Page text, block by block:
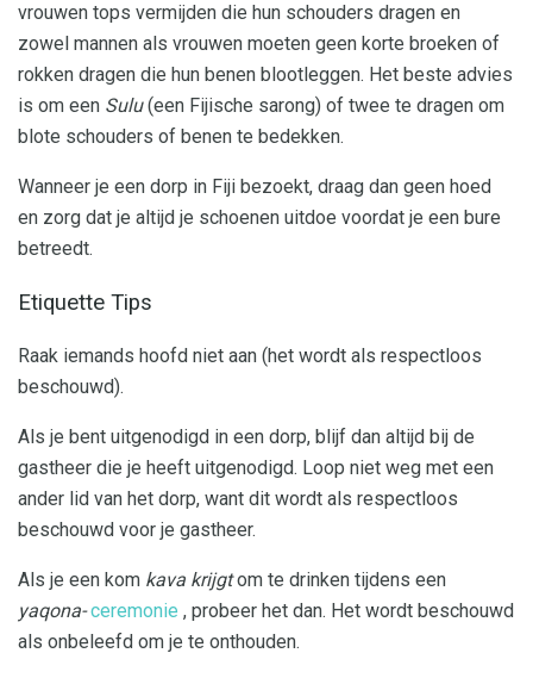
vrouwen tops vermijden die hun schouders dragen en
zowel mannen als vrouwen moeten geen korte broeken of
rokken dragen die hun benen blootleggen. Het beste advies
is om een Sulu(een Fijische sarong) of twee te dragen om
blote schouders of benen te bedekken.
Wanneer je een dorp in Fiji bezoekt, draag dan geen hoed
en zorg dat je altijd je schoenen uitdoe voordat je een bure
betreedt.
Etiquette Tips
Raak iemands hoofd niet aan (het wordt als respectloos
beschouwd).
Als je bent uitgenodigd in een dorp, blijf dan altijd bij de
gastheer die je heeft uitgenodigd. Loop niet weg met een
ander lid van het dorp, want dit wordt als respectloos
beschouwd voor je gastheer.
Als je een kom kava krijgtom te drinken tijdens een
yaqona- ceremonie , probeer het dan. Het wordt beschouwd
als onbeleefd om je te onthouden.